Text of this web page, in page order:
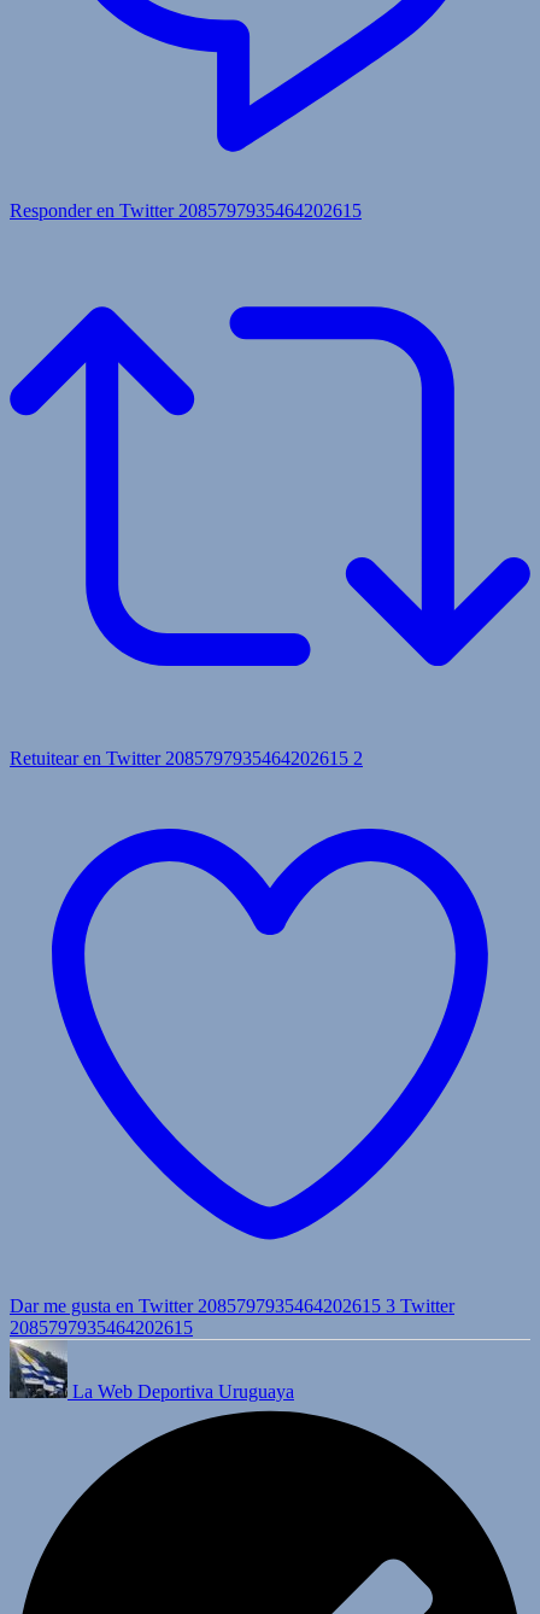
Responder en Twitter 2085797935464202615
Retuitear en Twitter 2085797935464202615 2
Dar me gusta en Twitter 2085797935464202615 3 Twitter
2085797935464202615
La Web Deportiva Uruguaya